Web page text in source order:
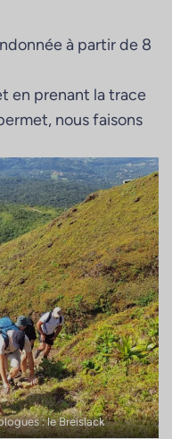
à partir de 8
en prenant la trace
nous faisons
: le Breislack